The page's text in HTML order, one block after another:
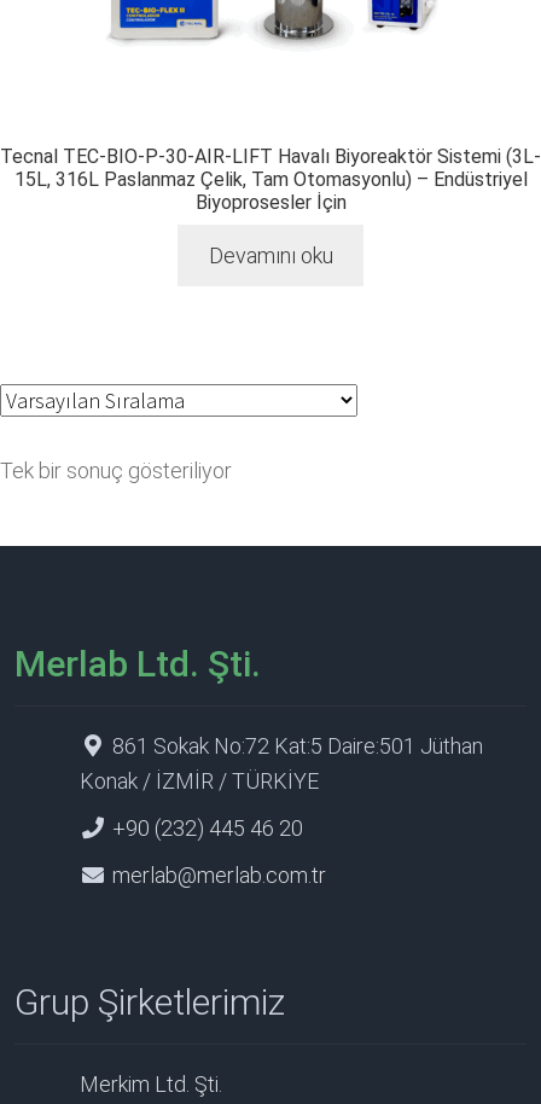
Tecnal TEC-BIO-P-30-AIR-LIFT Havalı Biyoreaktör Sistemi (3L-
15L, 316L Paslanmaz Çelik, Tam Otomasyonlu) – Endüstriyel
Biyoprosesler İçin
Devamını oku
Tek bir sonuç gösteriliyor
Merlab Ltd. Şti.
861 Sokak No:72 Kat:5 Daire:501 Jüthan
Konak / İZMİR / TÜRKİYE
+90 (232) 445 46 20
merlab@merlab.com.tr
Grup Şirketlerimiz
Merkim Ltd. Şti.